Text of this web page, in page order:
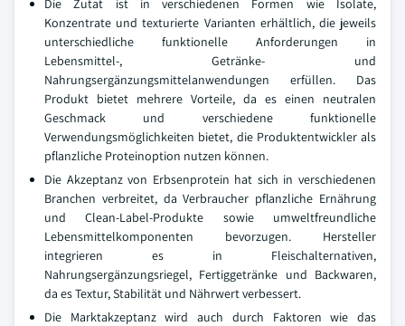
Die Zutat ist in verschiedenen Formen wie Isolate,
Konzentrate und texturierte Varianten erhältlich, die jeweils
unterschiedliche funktionelle Anforderungen in
Lebensmittel-, Getränke- und
Nahrungsergänzungsmittelanwendungen erfüllen. Das
Produkt bietet mehrere Vorteile, da es einen neutralen
Geschmack und verschiedene funktionelle
Verwendungsmöglichkeiten bietet, die Produktentwickler als
pflanzliche Proteinoption nutzen können.
Die Akzeptanz von Erbsenprotein hat sich in verschiedenen
Branchen verbreitet, da Verbraucher pflanzliche Ernährung
und Clean-Label-Produkte sowie umweltfreundliche
Lebensmittelkomponenten bevorzugen. Hersteller
integrieren es in Fleischalternativen,
Nahrungsergänzungsriegel, Fertiggetränke und Backwaren,
da es Textur, Stabilität und Nährwert verbessert.
Die Marktakzeptanz wird auch durch Faktoren wie das